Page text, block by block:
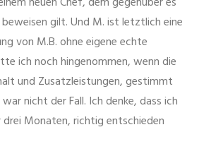
gilt. Und M. ist letztlich eine
von M.B. ohne eigene echte
ich noch hingenommen, wenn die
und Zusatzleistungen, gestimmt
nicht der Fall. Ich denke, dass ich
Monaten, richtig entschieden